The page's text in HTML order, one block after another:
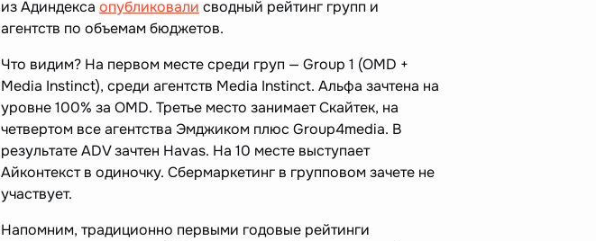
из Адиндекса опубликовали сводный рейтинг групп и
агентств по объемам бюджетов.
Что видим? На первом месте среди груп — Group 1 (OMD +
Media Instinct), среди агентств Media Instinct. Альфа зачтена на
уровне 100% за OMD. Третье место занимает Скайтек, на
четвертом все агентства Эмджиком плюс Group4media. В
результате ADV зачтен Havas. На 10 месте выступает
Айконтекст в одиночку. Сбермаркетинг в групповом зачете не
участвует.
Напомним, традиционно первыми годовые рейтинги